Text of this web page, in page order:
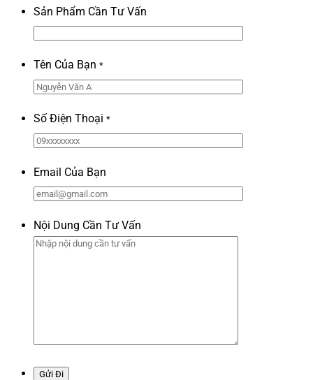
Sản Phẩm Cần Tư Vấn
Tên Của Bạn *
Số Điện Thoại *
Email Của Bạn
Nội Dung Cần Tư Vấn